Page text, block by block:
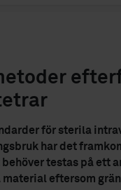
för sterila
har det
testas på ett
eftersom